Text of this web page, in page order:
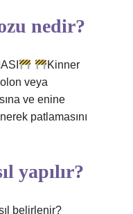
nedir?
Kinner
veya
ve enine
patlamasını
yapılır?
belirlenir?